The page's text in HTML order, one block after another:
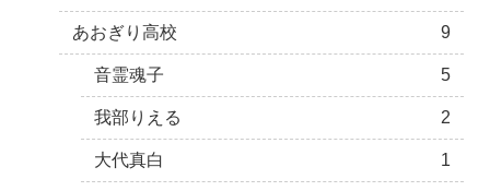
あおぎり高校 9
音霊魂子 5
我部りえる 2
大代真白 1